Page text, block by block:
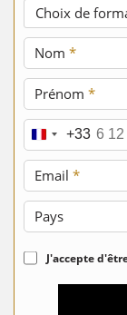
Choix de
Nom *
Prénom *
Téléphone *
+33
Email *
Pays
J'accepte